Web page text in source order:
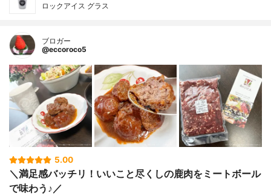
ロックアイス グラス
ブロガー
@eccoroco5
5.00
＼満足感バッチリ！いいこと尽くしの鹿肉をミートボール
で味わう♪／